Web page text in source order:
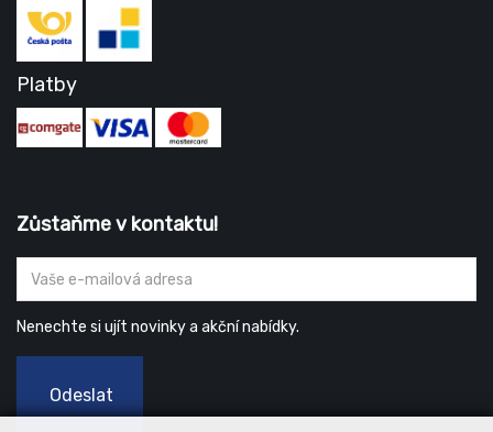
Platby
Zůstaňme v kontaktu!
Nenechte si ujít novinky a akční nabídky.
Odeslat